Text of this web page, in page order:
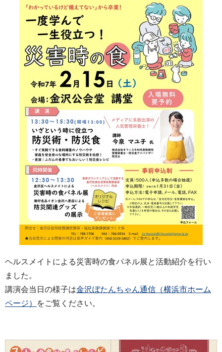
ヘルスメイトによる災害時の食パネル展と活動紹介を行い
ました。
講演会当日の様子は金沢ぼたんちゃん通信（横浜市ホーム
ページ）
をご覧ください。